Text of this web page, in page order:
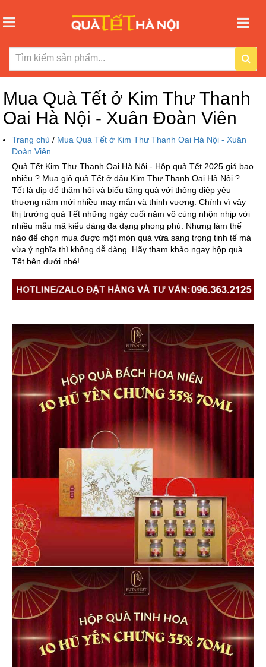
Mua Quà Tết ở Kim Thư Thanh
Oai Hà Nội - Xuân Đoàn Viên
Trang chủ / Mua Quà Tết ở Kim Thư Thanh Oai Hà Nội - Xuân
Đoàn Viên
Quà Tết Kim Thư Thanh Oai Hà Nội - Hộp quà Tết 2025 giá bao
nhiêu ? Mua giỏ quà Tết ở đâu Kim Thư Thanh Oai Hà Nội ?
Tết là dịp để thăm hỏi và biếu tặng quà với thông điệp yêu
thương năm mới nhiều may mắn và thịnh vượng. Chính vì vậy
thị trường quà Tết những ngày cuối năm vô cùng nhộn nhịp với
nhiều mẫu mã kiểu dáng đa dạng phong phú. Nhưng làm thế
nào để chọn mua được một món quà vừa sang trọng tinh tế mà
vừa ý nghĩa thì không dễ dàng. Hãy tham khảo ngay hộp quà
Tết bên dưới nhé!